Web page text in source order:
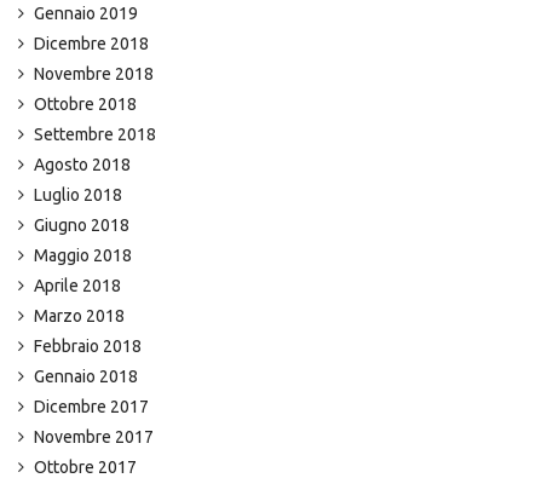
Gennaio 2019
Dicembre 2018
Novembre 2018
Ottobre 2018
Settembre 2018
Agosto 2018
Luglio 2018
Giugno 2018
Maggio 2018
Aprile 2018
Marzo 2018
Febbraio 2018
Gennaio 2018
Dicembre 2017
Novembre 2017
Ottobre 2017